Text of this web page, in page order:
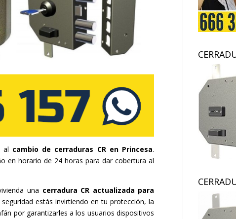
al cambio de cerraduras CR en Princesa.
en horario de 24 horas para dar cobertura al
una cerradura CR actualizada para
estás invirtiendo en tu protección, la
por garantizarles a los usuarios dispositivos